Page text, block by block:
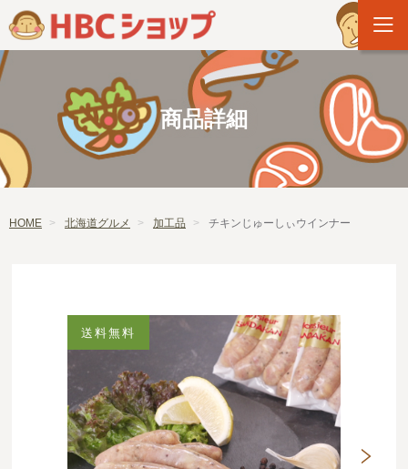
商品詳細
HOME 北海道グルメ 加工品 チキンじゅーしぃウインナー